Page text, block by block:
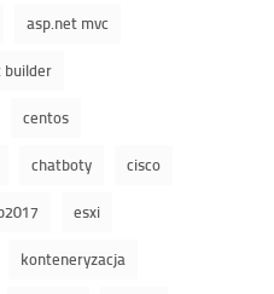
asp.net mvc
builder
centos
chatboty cisco
esxi
konteneryzacja